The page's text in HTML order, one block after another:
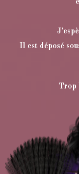
e
Il est déposé
Trop